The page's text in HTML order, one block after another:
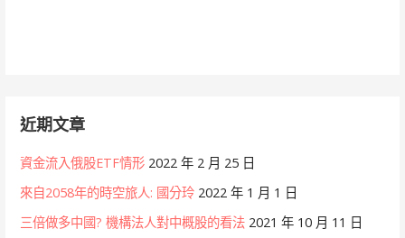
近期文章
資金流入俄股ETF情形 2022 年 2 月 25 日
來自2058年的時空旅人: 國分玲 2022 年 1 月 1 日
三倍做多中國? 機構法人對中概股的看法 2021 年 10 月 11 日